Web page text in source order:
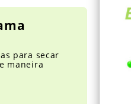
para secar
maneira